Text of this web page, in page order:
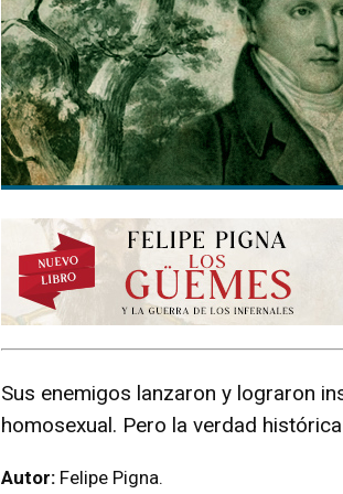
Sus enemigos lanzaron y lograron
homosexual. Pero la verdad
Autor: Felipe Pigna.